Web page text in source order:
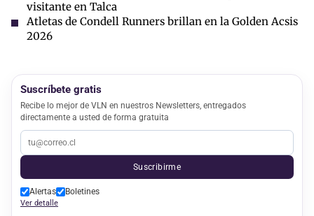
visitante en Talca
Atletas de Condell Runners brillan en la Golden Acsis
2026
Suscríbete gratis
Recibe lo mejor de VLN en nuestros Newsletters, entregados
directamente a usted de forma gratuita
Suscribirme
Alertas Boletines
Ver detalle